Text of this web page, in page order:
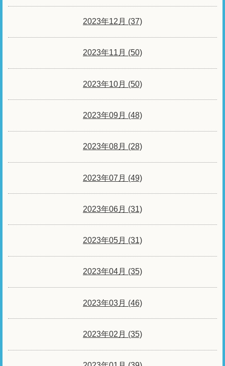
2023年12月 (37)
2023年11月 (50)
2023年10月 (50)
2023年09月 (48)
2023年08月 (28)
2023年07月 (49)
2023年06月 (31)
2023年05月 (31)
2023年04月 (35)
2023年03月 (46)
2023年02月 (35)